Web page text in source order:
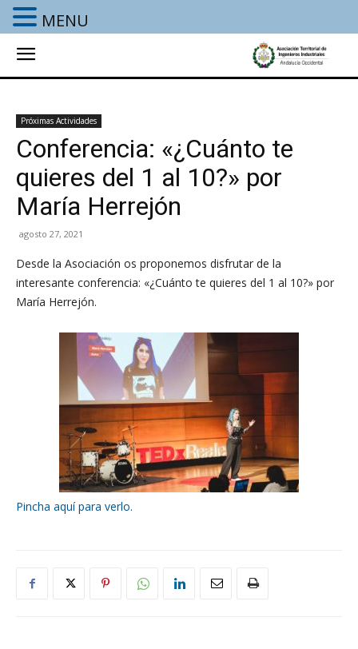
Próximas Actividades
Conferencia: «¿Cuánto te
quieres del 1 al 10?» por
María Herrejón
agosto 27, 2021
Desde la Asociación os proponemos disfrutar de la
interesante conferencia: «¿Cuánto te quieres del 1 al 10?» por
María Herrejón.
Pincha aquí para verlo.
MENU